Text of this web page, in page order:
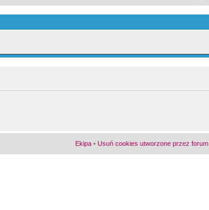
Ekipa • Usuń cookies utworzone przez forum